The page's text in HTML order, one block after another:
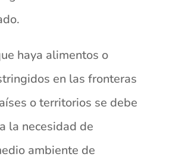
haya alimentos o
en las fronteras
o territorios se debe
la necesidad de
ambiente de